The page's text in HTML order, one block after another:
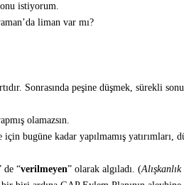
istiyorum.
liman var mı?
Sonrasında peşine düşmek, sürekli
olamazsın.
için bugüne kadar yapılmamış yatırımları,
de “verilmeyen” olarak algıladı. (